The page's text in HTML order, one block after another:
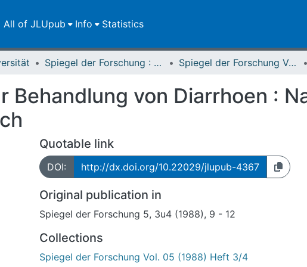
All of JLUpub Info Statistics
Spiegel der Forschung : Wissenschaftsmagazin Spiegel der Forschung Vol. 05 (1988) Heft 3/4
Behandlung von Diarrhoen :
Quotable link
DOI: http://dx.doi.org/10.22029/jlupub-4367
Original publication in
Spiegel der Forschung 5, 3u4 (1988), 9 - 12
Collections
Spiegel der Forschung Vol. 05 (1988) Heft 3/4